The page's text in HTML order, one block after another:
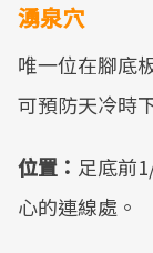
湧泉穴
唯一位在腳底
可預防天冷時
位置： 足底前
心的連線處。